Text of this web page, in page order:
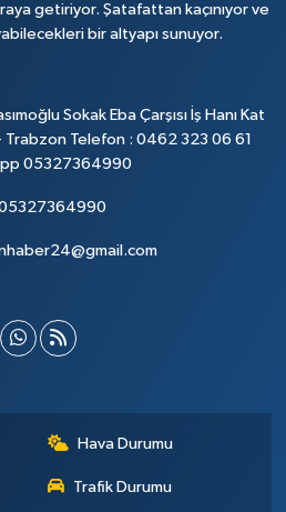
getiriyor. Şatafattan kaçınıyor ve
bir altyapı sunuyor.
Sokak Eba Çarşısı İş Hanı Kat
Telefon : 0462 323 06 61
05327364990
Hava Durumu
Trafik Durumu